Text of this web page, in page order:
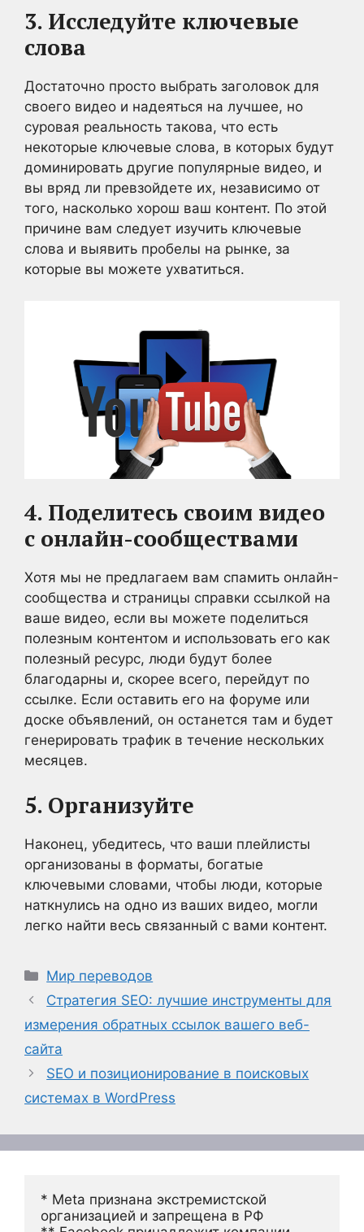
3. Исследуйте ключевые
слова
Достаточно просто выбрать заголовок для
своего видео и надеяться на лучшее, но
суровая реальность такова, что есть
некоторые ключевые слова, в которых будут
доминировать другие популярные видео, и
вы вряд ли превзойдете их, независимо от
того, насколько хорош ваш контент. По этой
причине вам следует изучить ключевые
слова и выявить пробелы на рынке, за
которые вы можете ухватиться.
4. Поделитесь своим видео
с онлайн-сообществами
Хотя мы не предлагаем вам спамить онлайн-
сообщества и страницы справки ссылкой на
ваше видео, если вы можете поделиться
полезным контентом и использовать его как
полезный ресурс, люди будут более
благодарны и, скорее всего, перейдут по
ссылке. Если оставить его на форуме или
доске объявлений, он останется там и будет
генерировать трафик в течение нескольких
месяцев.
5. Организуйте
Наконец, убедитесь, что ваши плейлисты
организованы в форматы, богатые
ключевыми словами, чтобы люди, которые
наткнулись на одно из ваших видео, могли
легко найти весь связанный с вами контент.
Рубрики
Мир переводов
Стратегия SEO: лучшие инструменты для
измерения обратных ссылок вашего веб-
сайта
SEO и позиционирование в поисковых
системах в WordPress
* Meta признана экстремистской
организацией и запрещена в РФ